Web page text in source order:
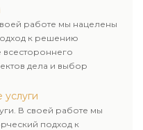
работе мы нацелены
к решению
дела и выбор
В своей работе мы
подход к